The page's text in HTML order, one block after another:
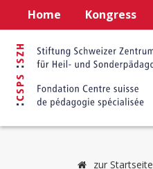
Home Kongress
zur Startseite